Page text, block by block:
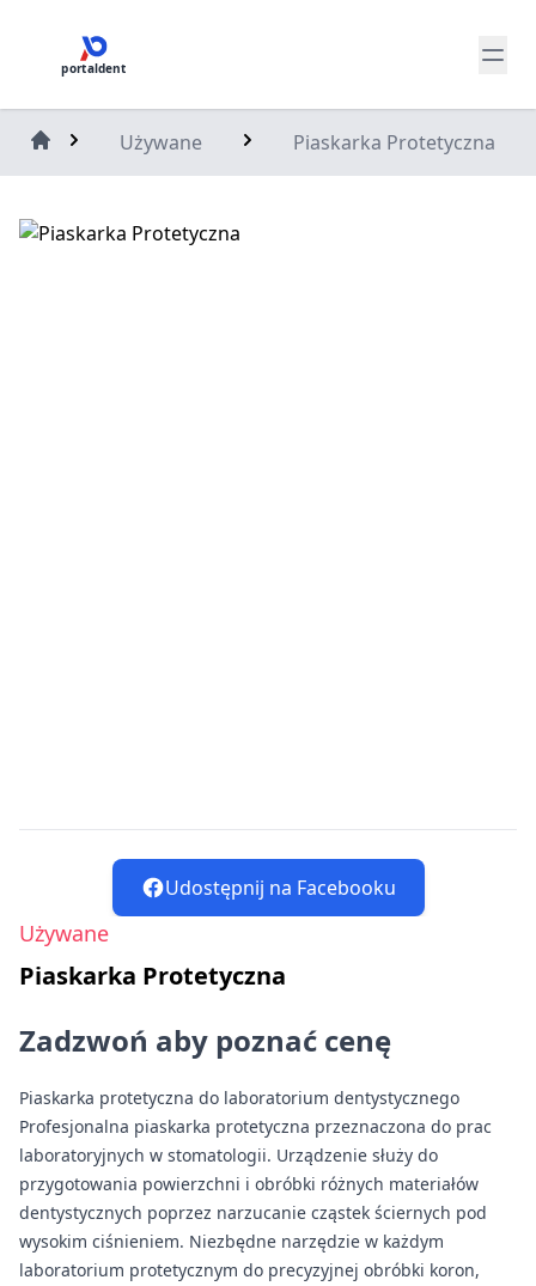
portaldent
Używane Piaskarka Protetyczna
Udostępnij na Facebooku
Używane
Piaskarka Protetyczna
Zadzwoń aby poznać cenę
Piaskarka protetyczna do laboratorium dentystycznego
Profesjonalna piaskarka protetyczna przeznaczona do prac
laboratoryjnych w stomatologii. Urządzenie służy do
przygotowania powierzchni i obróbki różnych materiałów
dentystycznych poprzez narzucanie cząstek ściernych pod
wysokim ciśnieniem. Niezbędne narzędzie w każdym
laboratorium protetycznym do precyzyjnej obróbki koron,